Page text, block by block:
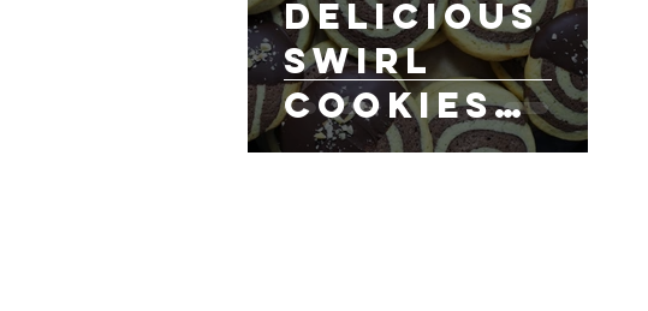
delicious
swirl
cookies
Στροβιλιστά ή